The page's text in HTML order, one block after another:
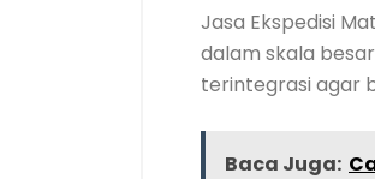
Jasa Ekspedisi
dalam skala
terintegrasi agar
Baca Juga: